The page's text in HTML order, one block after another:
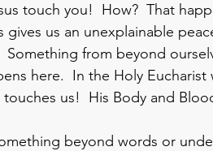
touch you!  How?  That
us an unexplainable
Something from beyond
here.  In the Holy
touches us!  His Body and
beyond words or